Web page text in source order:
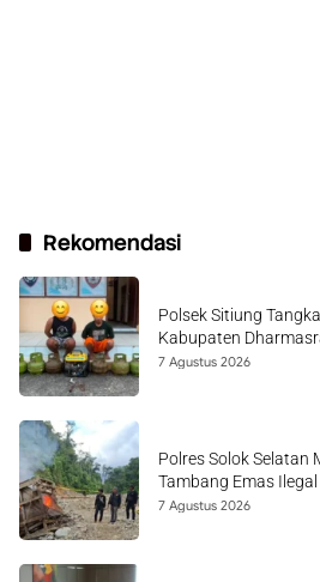
Rekomendasi
Polsek Sitiung
Kabupaten
7 Agustus 2026
Polres Solok Selatan
Tambang Emas
7 Agustus 2026